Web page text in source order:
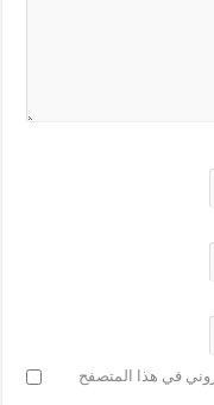
في هذا المتصفح